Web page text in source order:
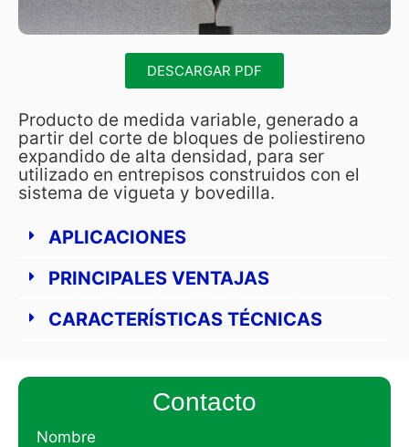
Producto de medida variable, generado a
partir del corte de bloques de poliestireno
expandido de alta densidad, para ser
utilizado en entrepisos construidos con el
sistema de vigueta y bovedilla.
APLICACIONES
PRINCIPALES VENTAJAS
CARACTERÍSTICAS TÉCNICAS
DESCARGAR PDF
Contacto
Nombre